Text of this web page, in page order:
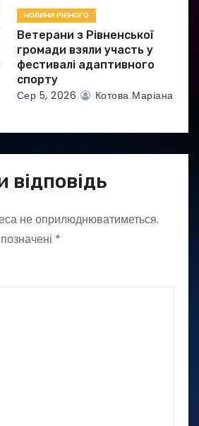
НОВИНИ РІВНОГО
Ветерани з Рівненської
громади взяли участь у
фестивалі адаптивного
спорту
Сер 5, 2026 Котова Маріана
не оприлюднюватиметься.
*